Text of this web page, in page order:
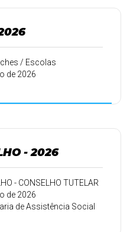
/ Escolas
de 2026
- 2026
- CONSELHO TUTELAR
de 2026
de Assistência Social